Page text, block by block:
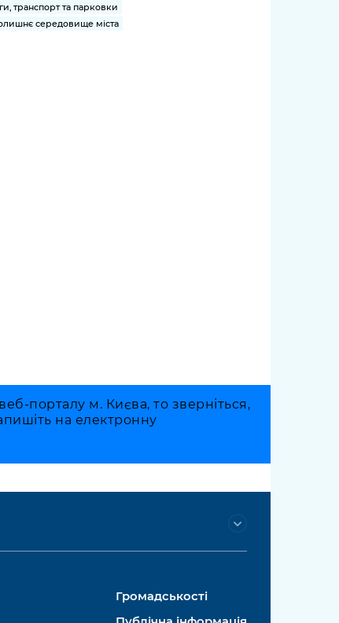
транспорт та парковки
середовище міста
порталу м. Києва, то зверніться,
на електронну
Громадськості